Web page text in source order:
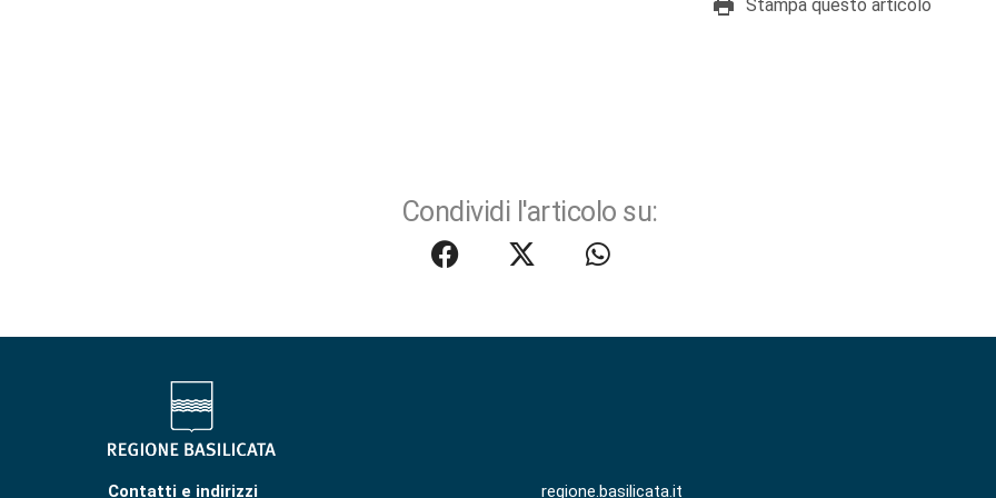
Stampa questo articolo
Condividi l'articolo su:
Contatti e indirizzi regione.basilicata.it